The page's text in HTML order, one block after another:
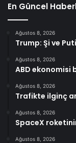
En Güncel
Ağustos 8, 2026
Trump: Şi ve
Ağustos 8, 2026
ABD ekonomisi
Ağustos 8, 2026
Trafikte ilginç
Ağustos 8, 2026
SpaceX
Ağustos 8, 2026